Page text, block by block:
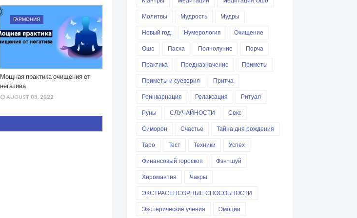
ГАРМОНИЯ
Мощная практика очищения от
негатива
AUGUST 03, 2022
Молитвы
Мудрость
Мудры
Новый год
Нумерология
Очищение
Ошо
Пасха Полнолуние
Порча
Практика
Предназначение
Приметы
Приметы и суеверия
Притча
Реинкарнация
Релаксация
Ритуал
Руны
СЛУЧАЙНОСТИ
Секс
Симорон
Счастье
Тайна дня рождения
Таро
Тест Техники
Успех
Финансовый гороскоп
Фэн-шуй
Хиромантия
Чакры
ЭКСТРАСЕНСОРНЫЕ СПОСОБНОСТИ
Эзотерические учения
Эмоции